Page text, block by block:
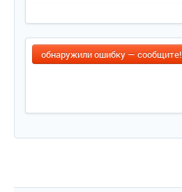
обнаружили ошибку — сообщите!